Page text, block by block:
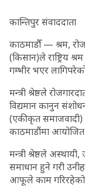
कान्तिपुर संवाददाता
काठमाडौँ — श्रम,
(किसान)ले राष्ट्रिय
गम्भीर भएर
मन्त्री श्रेष्ठले
विद्यमान कानुन
(एकीकृत समाजवादी)
काठमाडौंमा
मन्त्री श्रेष्ठले
समाधान हुने गरी
आफूले काम गरिरहेको